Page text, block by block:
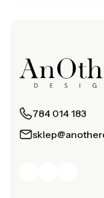
784 014 183